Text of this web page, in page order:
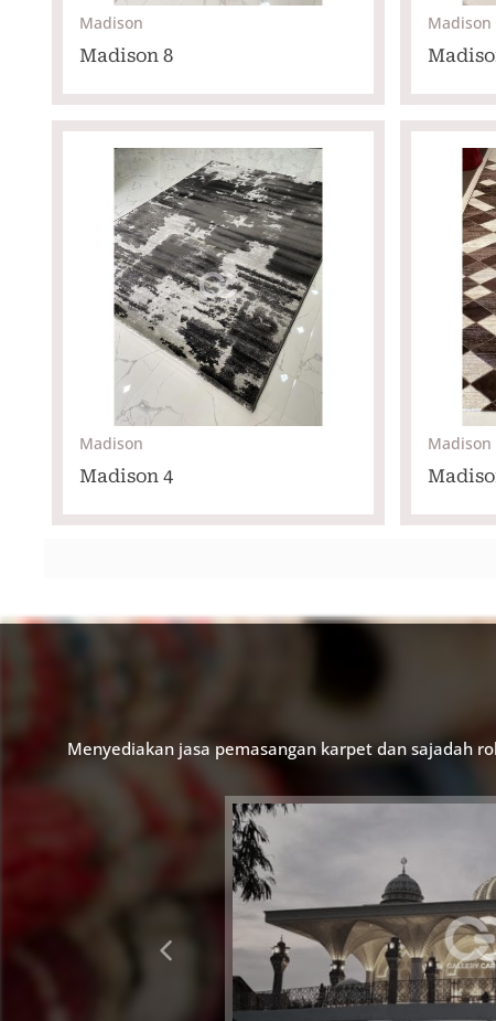
Madison
Madison 8
Madison
Madison
Madison 4
Madison
Menyediakan jasa pemasangan karpet dan sajadah